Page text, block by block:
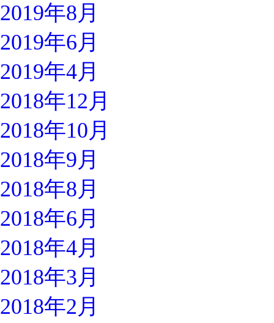
2019年8月
2019年6月
2019年4月
2018年12月
2018年10月
2018年9月
2018年8月
2018年6月
2018年4月
2018年3月
2018年2月